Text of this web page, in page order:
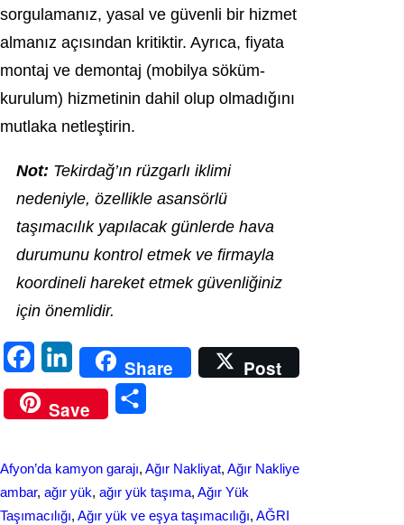
sorgulamanız, yasal ve güvenli bir hizmet
almanız açısından kritiktir. Ayrıca, fiyata
montaj ve demontaj (mobilya söküm-
kurulum) hizmetinin dahil olup olmadığını
mutlaka netleştirin.
Not: Tekirdağ’ın rüzgarlı iklimi
nedeniyle, özellikle asansörlü
taşımacılık yapılacak günlerde hava
durumunu kontrol etmek ve firmayla
koordineli hareket etmek güvenliğiniz
için önemlidir.
a
c
o
i
n
d
Share
Post
Save
e
Afyon’da kamyon garajı, Ağır Nakliyat, Ağır Nakliye
ambar, ağır yük, ağır yük taşıma, Ağır Yük
Taşımacılığı, Ağır yük ve eşya taşımacılığı, AĞRI